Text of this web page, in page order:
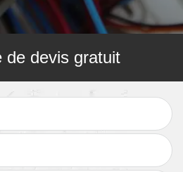
de devis gratuit